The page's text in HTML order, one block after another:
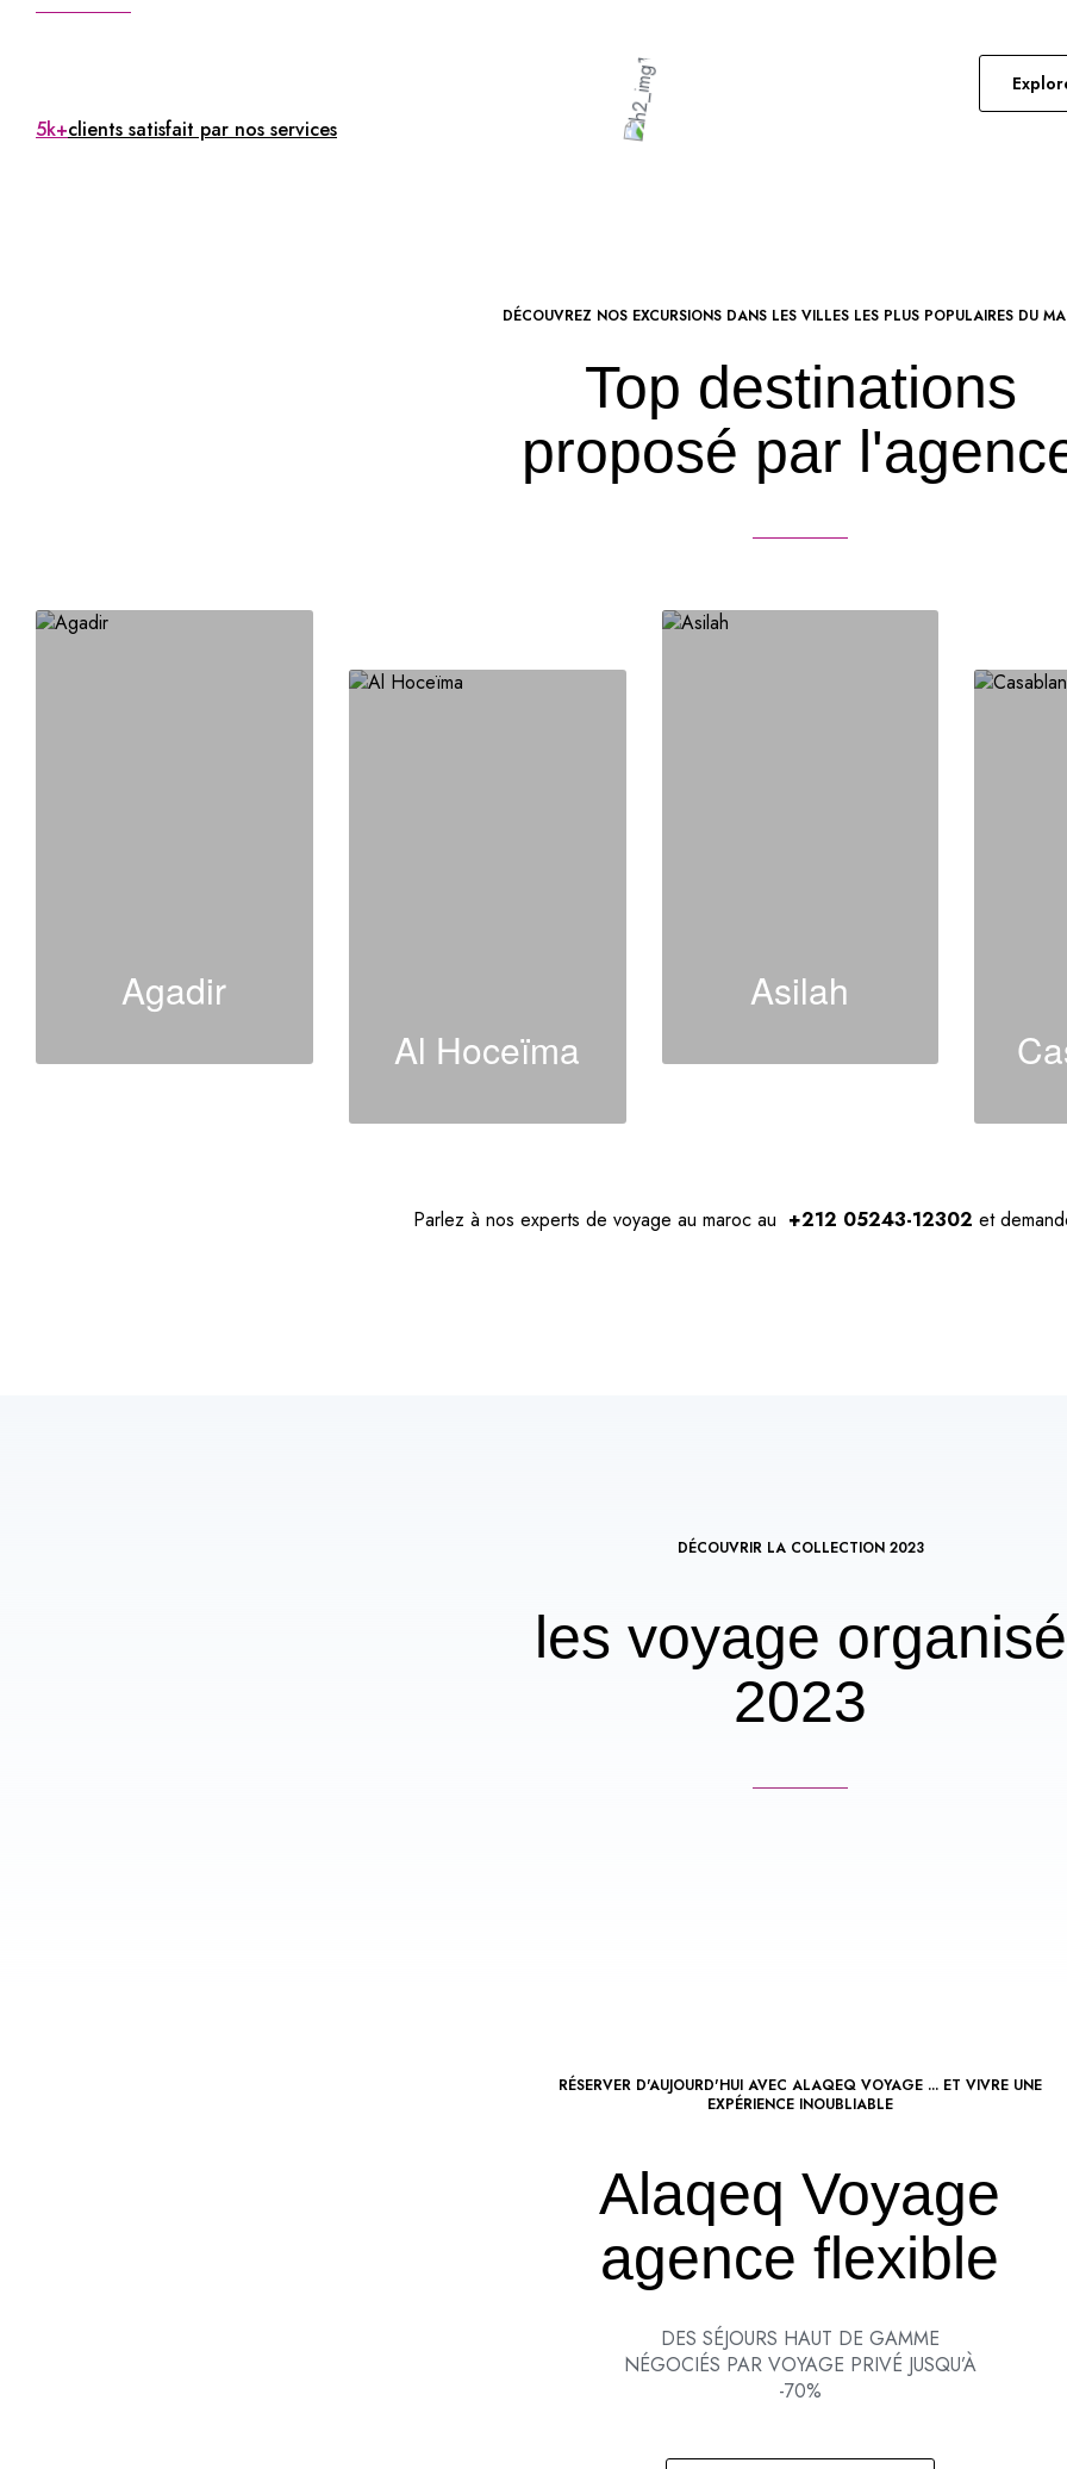
5k+clients satisfait par nos services
DÉCOUVREZ NOS EXCURSIONS DANS LES VILLES LES PLUS POPULAIRES DU
Top destinations
proposé par
Agadir
Al Hoceïma
Asilah
Parlez à nos experts de voyage au maroc au +212 05243-12302 et
DÉCOUVRIR LA COLLECTION 2023
les voyage organisé
2023
RÉSERVER D'AUJOURD'HUI AVEC ALAQEQ VOYAGE ... ET VIVRE UNE
EXPÉRIENCE INOUBLIABLE
Alaqeq Voyage
agence flexible
DES SÉJOURS HAUT DE GAMME
NÉGOCIÉS PAR VOYAGE PRIVÉ JUSQU’À
-70%